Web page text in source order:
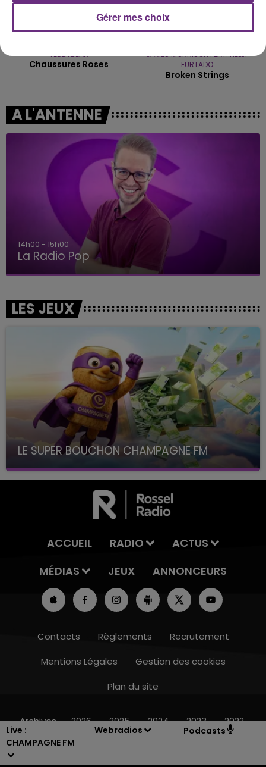
Live :
CHAMPAGNE FM
Webradios Podcasts
10h00 - 14h00
TEDDYBEAR
Chaussures Roses
JAMES MORRISON FEAT. NELLY
FURTADO
Broken Strings
A L'ANTENNE
14h00 - 15h00
La Radio Pop
LES JEUX
LE SUPER BOUCHON CHAMPAGNE FM
avec La Famille Champagne FM, à 8H10
ACCUEIL RADIO
ACTUS
MÉDIAS
JEUX ANNONCEURS
Contacts Règlements
Recrutement
Mentions Légales
Gestion des cookies
Plan du site
Archives 2026 2025 2024 2023 2022
Gérer mes choix